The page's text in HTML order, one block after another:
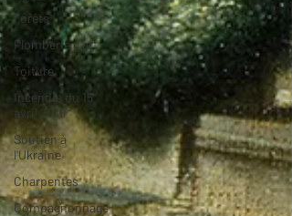
Forêts
Plomberie d'art
Toiture
Incendie du 15
avril 2019
Soutien à
l'Ukraine
Charpentes
Compagnonnage